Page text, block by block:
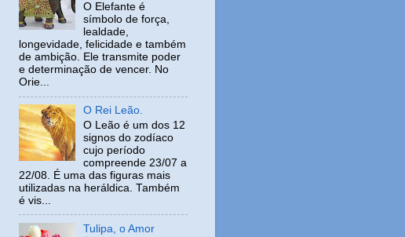
O Elefante é
símbolo de força,
lealdade,
longevidade, felicidade e também
de ambição. Ele transmite poder
e determinação de vencer. No
Orie...
O Rei Leão.
O Leão é um dos 12
signos do zodíaco
cujo período
compreende 23/07 a
22/08. É uma das figuras mais
utilizadas na heráldica. Também
é vis...
Tulipa, o Amor